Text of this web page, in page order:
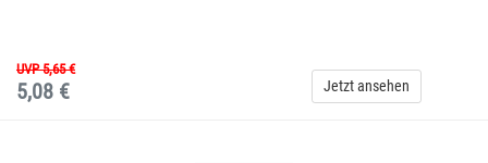
UVP 5,65 €
5,08 € Jetzt ansehen